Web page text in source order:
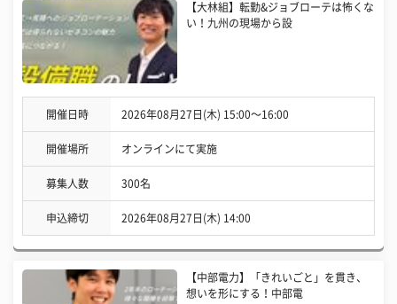
【大林組】転勤&ジョブローテは怖くな
い！九州の現場から設
開催日時 2026年08月27日(木) 15:00〜16:00
開催場所 オンラインにて実施
募集人数 300名
申込締切 2026年08月27日(木) 14:00
【中部電力】「きれいごと」を貫き、
想いを形にする！中部電